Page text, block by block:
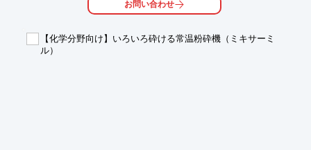
・微量汚染物質の検出に向けた試料の微細化
【導入の効果】
・分析精度の向上
お問い合わせ
【化学分野向け】いろいろ砕ける常温粉砕機（ミキサーミ
ル）